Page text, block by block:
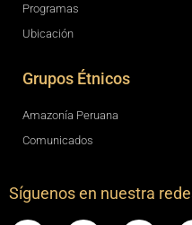
Programas
Ubicación
Grupos Étnicos
Amazonía Peruana
Comunicados
Síguenos en nuestra